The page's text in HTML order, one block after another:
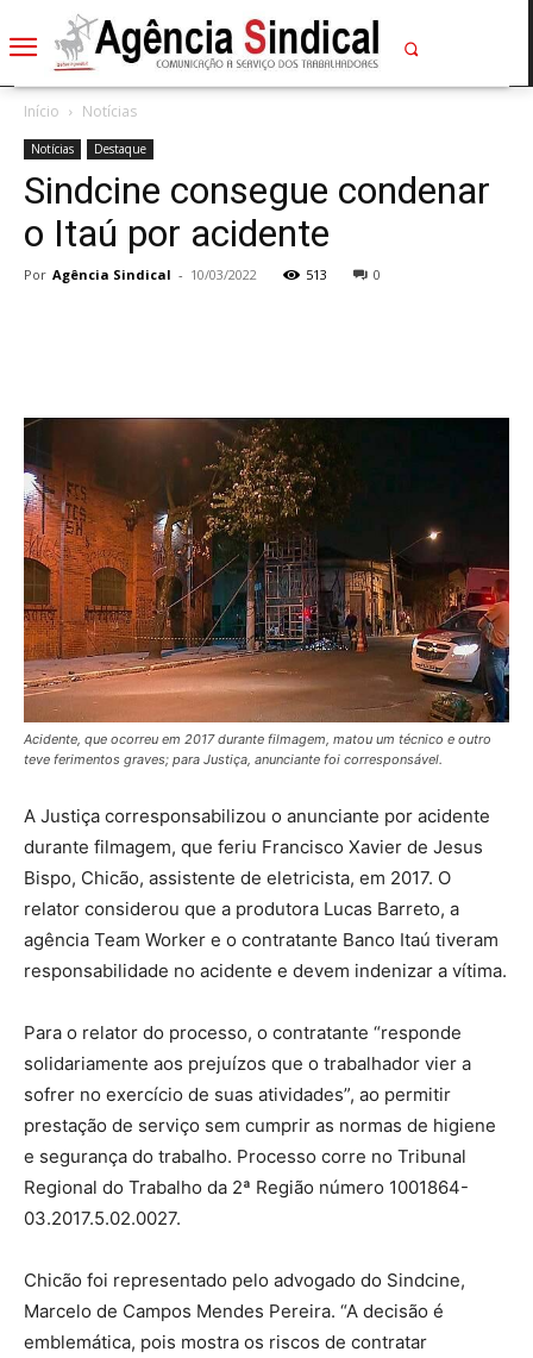
Início Notícias
Notícias Destaque
Sindcine consegue condenar
o Itaú por acidente
Por Agência Sindical - 10/03/2022 513 0
Acidente, que ocorreu em 2017 durante filmagem, matou um técnico e outro
teve ferimentos graves; para Justiça, anunciante foi corresponsável.
A Justiça corresponsabilizou o anunciante por acidente
durante filmagem, que feriu Francisco Xavier de Jesus
Bispo, Chicão, assistente de eletricista, em 2017. O
relator considerou que a produtora Lucas Barreto, a
agência Team Worker e o contratante Banco Itaú tiveram
responsabilidade no acidente e devem indenizar a vítima.
Para o relator do processo, o contratante “responde
solidariamente aos prejuízos que o trabalhador vier a
sofrer no exercício de suas atividades”, ao permitir
prestação de serviço sem cumprir as normas de higiene
e segurança do trabalho. Processo corre no Tribunal
Regional do Trabalho da 2ª Região número 1001864-
03.2017.5.02.0027.
Chicão foi representado pelo advogado do Sindcine,
Marcelo de Campos Mendes Pereira. “A decisão é
emblemática, pois mostra os riscos de contratar